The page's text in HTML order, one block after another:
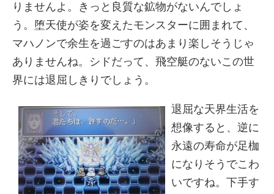
りませんよ。きっと良質な鉱物がないんでしょ
う。堕天使が姿を変えたモンスターに囲まれて、
マハノンで余生を過ごすのはあまり楽しそうじゃ
ありませんね。シドだって、飛空艇のないこの世
界には退屈しきりでしょう。
退屈な天界生活を
想像すると、逆に
永遠の寿命が足枷
になりそうでこわ
いですね。下手す